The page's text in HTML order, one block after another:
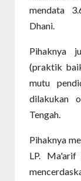
mendata
Dhani.
Pihaknya
(praktik
mutu
dilakukan
Tengah.
Pihaknya
LP. Ma'arif